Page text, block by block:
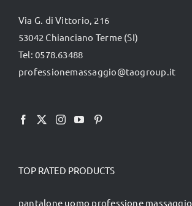
Via G. di Vittorio, 216
53042 Chianciano Terme (SI)
Tel: 0578.63488
professionemassaggio@taogroup.it
TOP RATED PRODUCTS
pantalone uomo professione massaggio